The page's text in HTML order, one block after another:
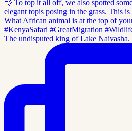
The undisputed king of Lake